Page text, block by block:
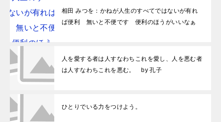
相田 みつを：かねが人生のすべてではないが有れ
ば便利 無いと不便です 便利のほうがいいなぁ
人を愛する者は人すなわちこれを愛し、人を悪む者
は人すなわちこれを悪む。 by 孔子
ひとりでいる力をつけよう。